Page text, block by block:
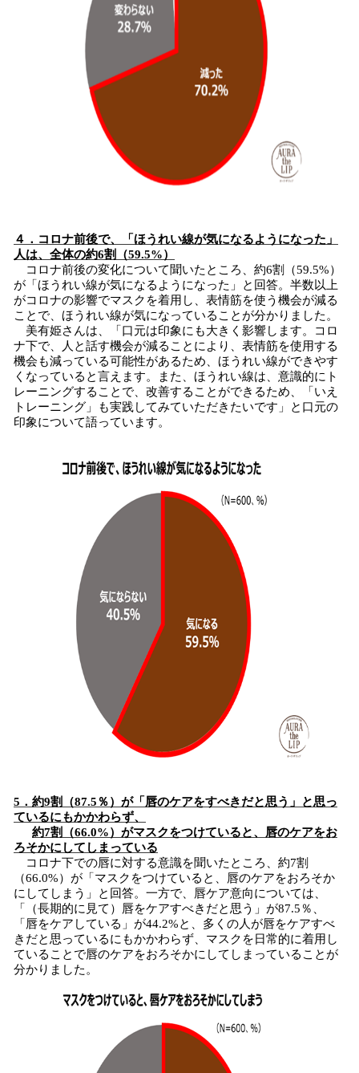
４．コロナ前後で、「ほうれい線が気になるようになった」
人は、全体の約6割（59.5%）
コロナ前後の変化について聞いたところ、約6割（59.5%）
が「ほうれい線が気になるようになった」と回答。半数以上
がコロナの影響でマスクを着用し、表情筋を使う機会が減る
ことで、ほうれい線が気になっていることが分かりました。
美有姫さんは、「口元は印象にも大きく影響します。コロ
ナ下で、人と話す機会が減ることにより、表情筋を使用する
機会も減っている可能性があるため、ほうれい線ができやす
くなっていると言えます。また、ほうれい線は、意識的にト
レーニングすることで、改善することができるため、「いえ
トレーニング」も実践してみていただきたいです」と口元の
印象について語っています。
5．約9割（87.5％）が「唇のケアをすべきだと思う」と思っ
ているにもかかわらず、
約7割（66.0%）がマスクをつけていると、唇のケアをお
ろそかにしてしまっている
コロナ下での唇に対する意識を聞いたところ、約7割
（66.0%）が「マスクをつけていると、唇のケアをおろそか
にしてしまう」と回答。一方で、唇ケア意向については、
「（長期的に見て）唇をケアすべきだと思う」が87.5％、
「唇をケアしている」が44.2%と、多くの人が唇をケアすべ
きだと思っているにもかかわらず、マスクを日常的に着用し
ていることで唇のケアをおろそかにしてしまっていることが
分かりました。